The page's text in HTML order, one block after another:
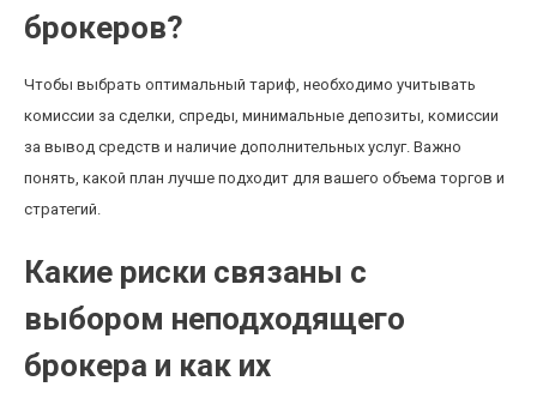
брокеров?
Чтобы выбрать оптимальный тариф, необходимо учитывать
комиссии за сделки, спреды, минимальные депозиты, комиссии
за вывод средств и наличие дополнительных услуг. Важно
понять, какой план лучше подходит для вашего объема торгов и
стратегий.
Какие риски связаны с
выбором неподходящего
брокера и как их